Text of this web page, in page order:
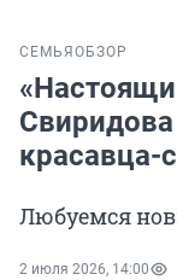
СЕМЬЯ ОБЗОР
красавца-
Любуемся
2 июля 2026, 14:00